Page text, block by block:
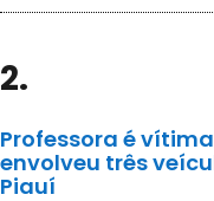
2.
Professora é
envolveu três
Piauí